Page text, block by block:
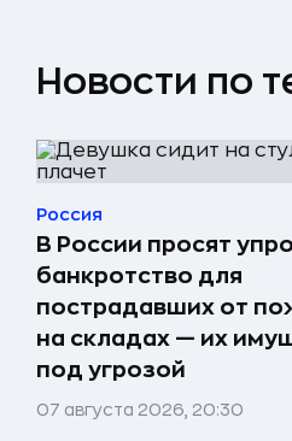
Новости по
Россия
В России просят
банкротство для
пострадавших от
на складах — их
под угрозой
07 августа 2026, 20:30